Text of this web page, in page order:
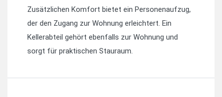
Zusätzlichen Komfort bietet ein Personenaufzug,
der den Zugang zur Wohnung erleichtert. Ein
Kellerabteil gehört ebenfalls zur Wohnung und
sorgt für praktischen Stauraum.